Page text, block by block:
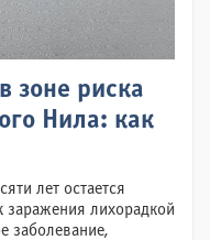
зоне риска
Нила: как
лет остается
заражения лихорадкой
заболевание,